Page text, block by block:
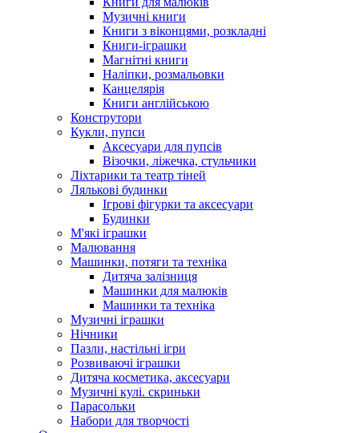
Музичні книги
Книги з віконцями, розкладні
Книги-іграшки
Магнітні книги
Наліпки, розмальовки
Канцелярія
Книги англійською
Конструтори
Кукли, пупси
Аксесуари для пупсів
Візочки, ліжечка, стульчики
Ліхтарики та театр тіней
Лялькові будинки
Ігрові фігурки та аксесуари
Будинки
М'які іграшки
Малювання
Машинки, потяги та техніка
Дитяча залізниця
Машинки для малюків
Машинки та техніка
Музичні іграшки
Нічники
Пазли, настільні ігри
Розвиваючі іграшки
Дитяча косметика, аксесуари
Музичні кулі. скриньки
Парасольки
Набори для творчості